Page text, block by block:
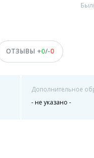
ОТЗЫВЫ +0/-0
Дополнительное
- не указано -